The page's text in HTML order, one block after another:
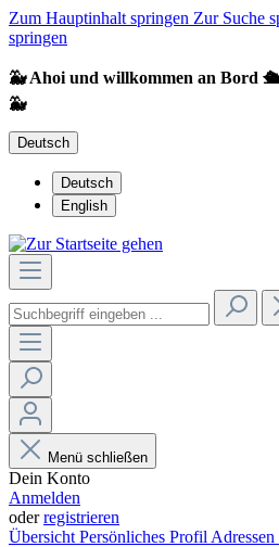
Zum Hauptinhalt springen Zur Suche
springen
🐳 Ahoi und willkommen an Bord
🐳
Deutsch
Deutsch
English
Menü schließen
Dein Konto
Anmelden
oderregistrieren
Übersicht Persönliches Profil Adressen